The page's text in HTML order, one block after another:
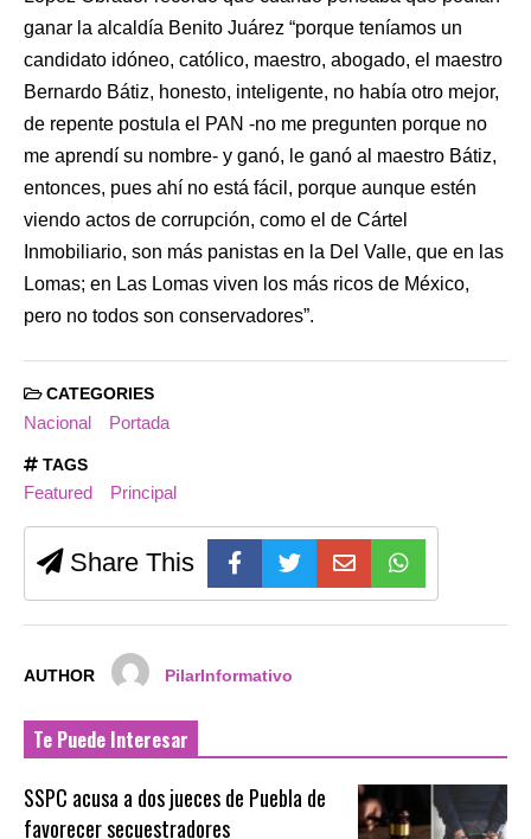
ganar la alcaldía Benito Juárez “porque teníamos un
candidato idóneo, católico, maestro, abogado, el maestro
Bernardo Bátiz, honesto, inteligente, no había otro mejor,
de repente postula el PAN -no me pregunten porque no
me aprendí su nombre- y ganó, le ganó al maestro Bátiz,
entonces, pues ahí no está fácil, porque aunque estén
viendo actos de corrupción, como el de Cártel
Inmobiliario, son más panistas en la Del Valle, que en las
Lomas; en Las Lomas viven los más ricos de México,
pero no todos son conservadores”.
CATEGORIES
Nacional Portada
TAGS
Featured Principal
Share This
AUTHOR PilarInformativo
Te Puede Interesar
SSPC acusa a dos jueces de Puebla de
favorecer secuestradores